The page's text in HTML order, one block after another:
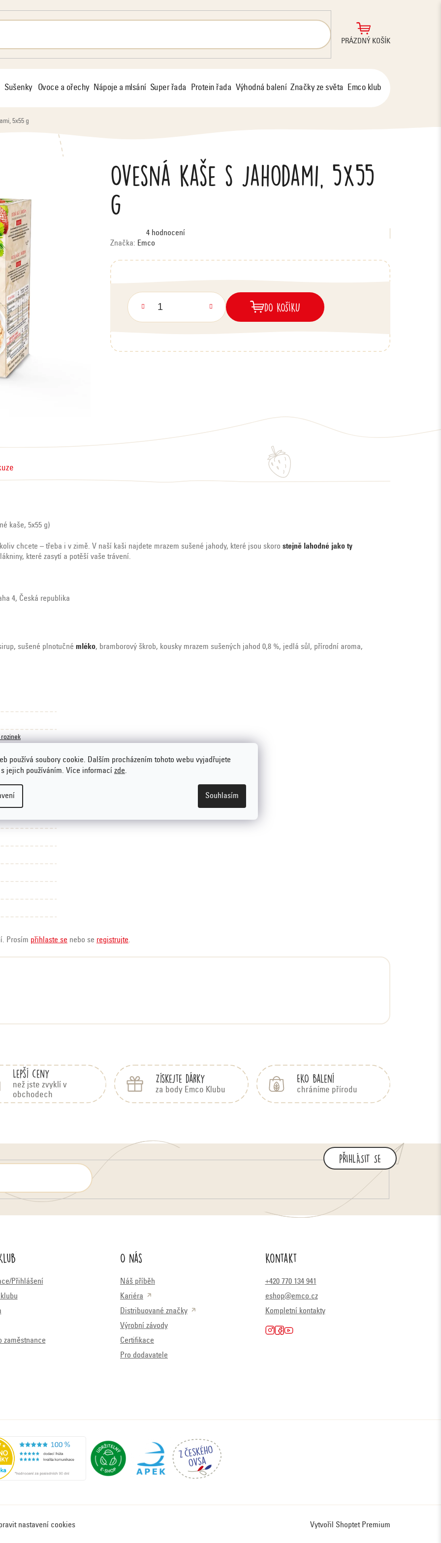
používá soubory cookie. Dalším procházením tohoto webu vyjadřujete
jejich používáním. Více informací zde.
Souhlasím
NÁKUPNÍ
PRÁZDNÝ KOŠÍK
Sušenky Ovoce a ořechy Nápoje a mlsání Super řada Protein řada Výhodná balení Značky ze světa Emco klub
5x55 g
Ovesná kaše s jahodami, 5x55
g
Průměrné
hodnocení
produktu
je
5
4 hodnocení
Značka: Emco
DO KOŠÍKU
kaše, 5x55 g)
chcete – třeba i v zimě. V naší kaši najdete mrazem sušené jahody, které jsou skoro stejně lahodné jako ty
které zasytí a potěší vaše trávení.
4, Česká republika
sušené plnotučné mléko, bramborový škrob, kousky mrazem sušených jahod 0,8 %, jedlá sůl, přírodní aroma,
rozinek
Prosím přihlaste se nebo se registrujte.
Lepší ceny
než jste zvyklí v
obchodech
Získejte dárky
za body Emco Klubu
EKO balení
chráníme přírodu
PŘIHLÁSIT SE
Přihlášení
zaměstnance
O nás
Náš příběh
Kariéra
Distribuované značky
Výrobní závody
Certifikace
Pro dodavatele
Kontakt
+420 770 134 941
eshop@emco.cz
Kompletní kontakty
Vytvořil Shoptet Premium
nastavení cookies